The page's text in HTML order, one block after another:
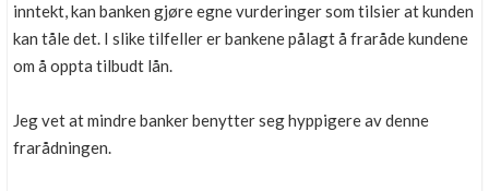
inntekt, kan banken gjøre egne vurderinger som tilsier at kunden
kan tåle det. I slike tilfeller er bankene pålagt å fraråde kundene
om å oppta tilbudt lån.
Jeg vet at mindre banker benytter seg hyppigere av denne
frarådningen.